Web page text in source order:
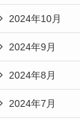
2024年10月
2024年9月
2024年8月
2024年7月